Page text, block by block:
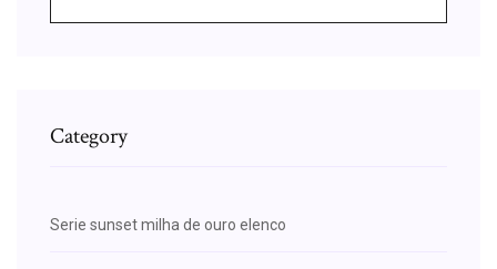
Category
Serie sunset milha de ouro elenco